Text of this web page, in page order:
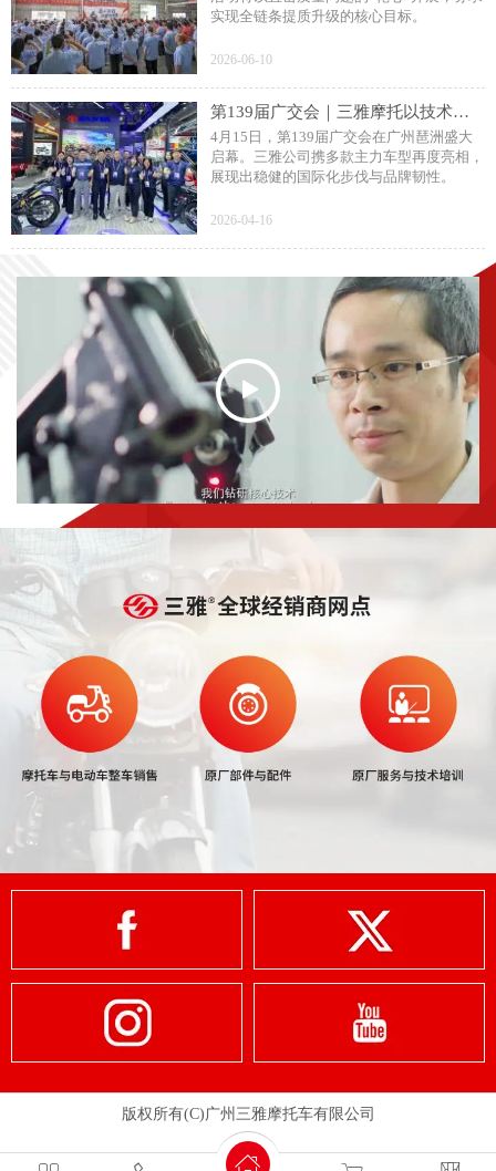
实现全链条提质升级的核心目标。
2026-06-10
第139届广交会｜三雅摩托以技术沉淀链接全球市场
4月15日，第139届广交会在广州琶洲盛大
启幕。三雅公司携多款主力车型再度亮相，
展现出稳健的国际化步伐与品牌韧性。
2026-04-16
版权所有(C)广州三雅摩托车有限公司